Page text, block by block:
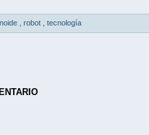
robot tecnología